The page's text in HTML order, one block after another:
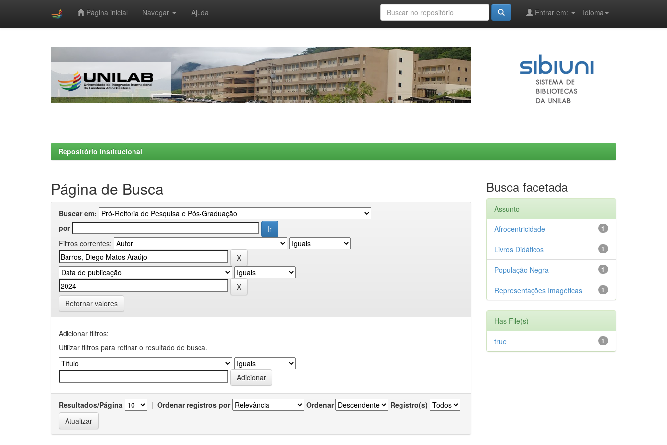
Página inicial Navegar Ajuda Idioma
Entrar em:
Repositório Institucional
Página de Busca
Buscar em:
por
Filtros correntes:
Retornar valores
Adicionar filtros:
Utilizar filtros para refinar o resultado de busca.
Resultados/Página | Ordenar registros por Ordenar Registro(s)
Busca facetada
Assunto
1
Afrocentricidade
1
Livros Didáticos
1
População Negra
1
Representações Imagéticas
Has File(s)
1
true